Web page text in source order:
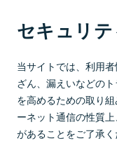
セキュリ
当サイトでは、利用
ざん、漏えいなどの
を高めるための取り
ーネット通信の性質
があることをご了承く